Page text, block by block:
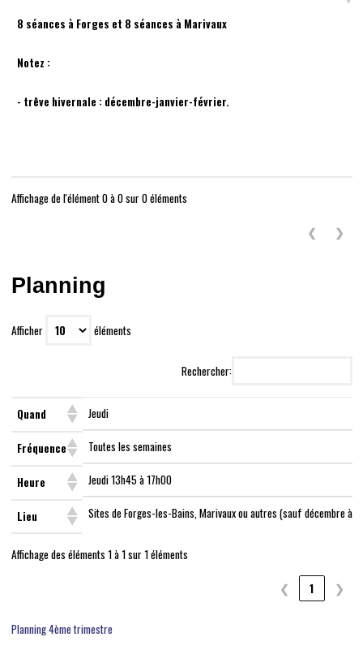
8 séances à Forges et 8 séances à Marivaux
Notez :
- trêve hivernale : décembre-janvier-février.
Affichage de l'élément 0 à 0 sur 0 éléments
❮ ❯
Planning
Afficher éléments
Rechercher:
Quand
Fréquence
Heure
Lieu
Jeudi
Toutes les semaines
Jeudi 13h45 à 17h00
Sites de Forges-les-Bains, Marivaux ou autres (sauf décembre à
Affichage des éléments 1 à 1 sur 1 éléments
❮ 1 ❯
Planning 4ème trimestre